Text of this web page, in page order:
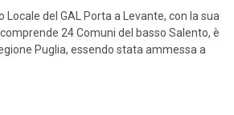
Locale del GAL Porta a Levante, con la sua
24 Comuni del basso Salento, è
Puglia, essendo stata ammessa a